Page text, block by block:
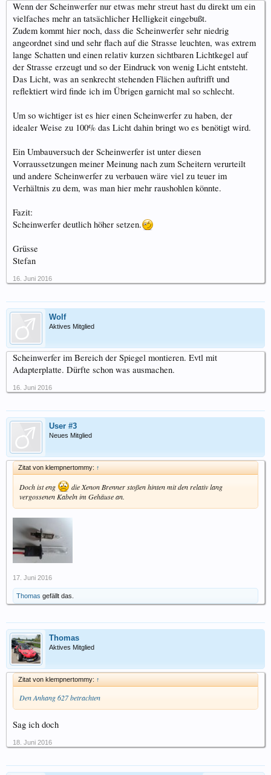
Wenn der Scheinwerfer nur etwas mehr streut hast du direkt um ein
vielfaches mehr an tatsächlicher Helligkeit eingebußt.
Zudem kommt hier noch, dass die Scheinwerfer sehr niedrig
angeordnet sind und sehr flach auf die Strasse leuchten, was extrem
lange Schatten und einen relativ kurzen sichtbaren Lichtkegel auf
der Strasse erzeugt und so der Eindruck von wenig Licht entsteht.
Das Licht, was an senkrecht stehenden Flächen auftrifft und
reflektiert wird finde ich im Übrigen garnicht mal so schlecht.
Um so wichtiger ist es hier einen Scheinwerfer zu haben, der
idealer Weise zu 100% das Licht dahin bringt wo es benötigt wird.
Ein Umbauversuch der Scheinwerfer ist unter diesen
Vorraussetzungen meiner Meinung nach zum Scheitern verurteilt
und andere Scheinwerfer zu verbauen wäre viel zu teuer im
Verhältnis zu dem, was man hier mehr raushohlen könnte.
Fazit:
Scheinwerfer deutlich höher setzen.
Grüsse
Stefan
16. Juni 2016
Wolf
Aktives Mitglied
Scheinwerfer im Bereich der Spiegel montieren. Evtl mit
Adapterplatte. Dürfte schon was ausmachen.
16. Juni 2016
User #3
Neues Mitglied
Zitat von klempnertommy: ↑
Doch ist eng
die Xenon Brenner stoßen hinten mit den relativ lang
vergossenen Kabeln im Gehäuse an.
17. Juni 2016
Thomas gefällt das.
Thomas
Aktives Mitglied
Zitat von klempnertommy: ↑
Den Anhang 627 betrachten
Sag ich doch
18. Juni 2016